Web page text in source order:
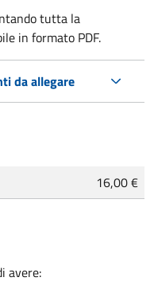
tutta la
in formato PDF.
da allegare
16,00 €
avere: